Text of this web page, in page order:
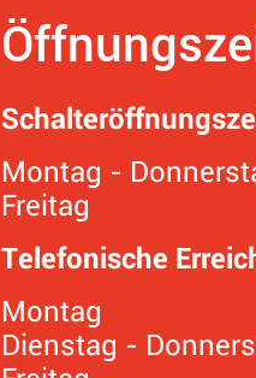
Montag -
Freitag
Telefonische
Montag
Dienstag -